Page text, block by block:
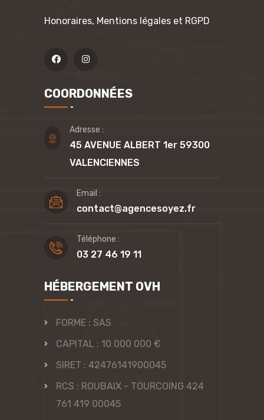
Honoraires, Mentions légales et RGPD
COORDONNÉES
Adresse :
45 AVENUE ALBERT 1er 59300
VALENCIENNES
Email :
contact@agencesoyez.fr
Téléphone :
03 27 46 19 11
HÉBERGEMENT OVH
FORME : SAS
CAPITAL : 10 000 000 €
SIRET : 42476141900045
RCS : ROUBAIX - TOURCOING 424
761 419 00045